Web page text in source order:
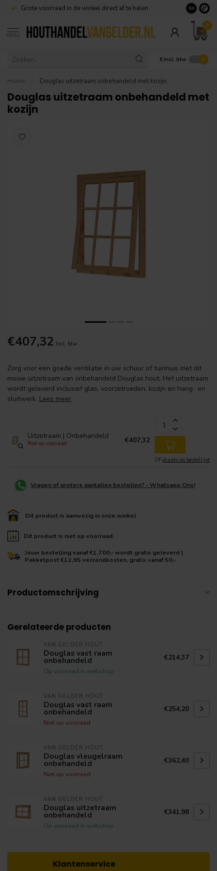
Grote voorraad in de winkel direct af te halen 8.4
MENU
0
€ Incl. btw
Home Douglas uitzetraam onbehandeld met kozijn
Douglas uitzetraam onbehandeld met
kozijn
€407,32 Incl. btw
Zorg voor een goede ventilatie in uw schuur of tuinhuis met dit
mooie uitzetraam van onbehandeld Douglas hout. Het uitzetraam
wordt geleverd inclusief glas, voorzetroeden, kozijn en hang- en
sluitwerk. Lees meer.
Uitzetraam | Onbehandeld
Niet op voorraad €407,32
Of plaats op bestellijst
Vragen of grotere aantallen bestellen? - Whatsapp Ons!
Dit product is aanwezig in onze winkel
Dit product is niet op voorraad.
Jouw bestelling vanaf €1.700,- wordt gratis geleverd |
Pakketpost €12,95 verzendkosten, gratis vanaf 50,-
Productomschrijving
Gerelateerde producten
VAN GELDER HOUT
Douglas vast raam
onbehandeld
Op voorraad in webshop
€214,37
VAN GELDER HOUT
Douglas vast raam
onbehandeld
Niet op voorraad
€254,20
VAN GELDER HOUT
Douglas vleugelraam
onbehandeld
Niet op voorraad
€362,40
VAN GELDER HOUT
Douglas uitzetraam
onbehandeld
Op voorraad in webshop
€341,98
Klantenservice